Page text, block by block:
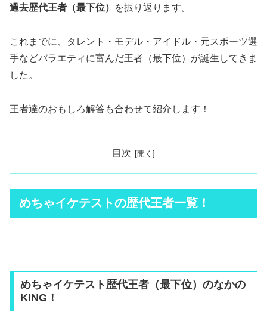
過去歴代王者（最下位）
を振り返ります。
これまでに、タレント・モデル・アイドル・元スポーツ選
手などバラエティに富んだ王者（最下位）が誕生してきま
した。
王者達のおもしろ解答も合わせて紹介します！
目次
めちゃイケテストの歴代王者一覧！
めちゃイケテスト歴代王者（最下位）のなかの
KING！